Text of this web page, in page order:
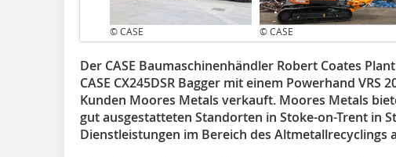
© CASE © CASE
Der CASE Baumaschinenhändler Robert Coates
CASE CX245DSR Bagger mit einem Powerhand VRS
Kunden Moores Metals verkauft. Moores Metals
gut ausgestatteten Standorten in Stoke-on-Trent in
Dienstleistungen im Bereich des Altmetallrecyclings